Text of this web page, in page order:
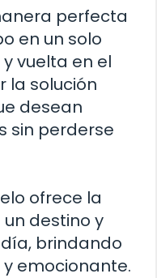
perfecta
en un solo
vuelta en el
la solución
desean
sin perderse
ofrece la
destino y
brindando
emocionante.